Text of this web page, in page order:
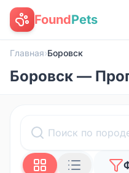
FoundPets
Главная›Боровск
Боровск —